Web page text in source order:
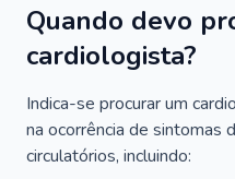
Quando devo
cardiologista?
Indica-se procurar um
na ocorrência de sintomas
circulatórios, incluindo: